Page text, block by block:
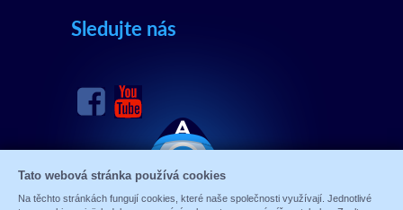
Sledujte nás
Tato webová stránka používá cookies
Na těchto stránkách fungují cookies, které naše společnosti využívají. Jednotlivé